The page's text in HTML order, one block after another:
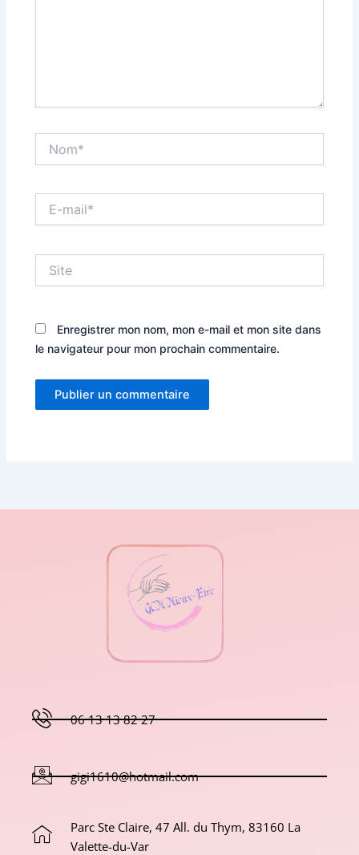
mail*
Enregistrer mon nom, mon e-mail et mon site dans
le navigateur pour mon prochain commentaire.
06 13 13 82 27
gigi1610@hotmail.com
Parc Ste Claire, 47 All. du Thym, 83160 La
Valette-du-Var